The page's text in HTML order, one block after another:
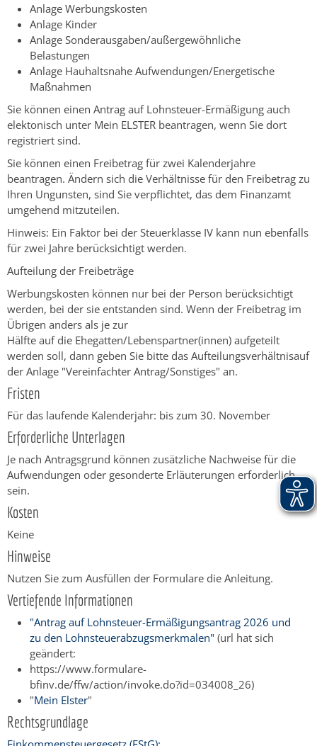
Anlage Werbungskosten
Anlage Kinder
Anlage Sonderausgaben/außergewöhnliche
Belastungen
Anlage Hauhaltsnahe Aufwendungen/Energetische
Maßnahmen
Sie können einen Antrag auf Lohnsteuer-Ermäßigung auch
elektonisch unter Mein ELSTER beantragen, wenn Sie dort
registriert sind.
Sie können einen Freibetrag für zwei Kalenderjahre
beantragen. Ändern sich die Verhältnisse für den Freibetrag zu
Ihren Ungunsten, sind Sie verpflichtet, das dem Finanzamt
umgehend mitzuteilen.
Hinweis: Ein Faktor bei der Steuerklasse IV kann nun ebenfalls
für zwei Jahre berücksichtigt werden.
Aufteilung der Freibeträge
Werbungskosten können nur bei der Person berücksichtigt
werden, bei der sie entstanden sind. Wenn der Freibetrag im
Übrigen anders als je zur
Hälfte auf die Ehegatten/Lebenspartner(innen) aufgeteilt
werden soll, dann geben Sie bitte das Aufteilungsverhältnisauf
der Anlage "Vereinfachter Antrag/Sonstiges" an.
Fristen
Für das laufende Kalenderjahr: bis zum 30. November
Erforderliche Unterlagen
Je nach Antragsgrund können zusätzliche Nachweise für die
Aufwendungen oder gesonderte Erläuterungen erforderlich
sein.
Kosten
Keine
Hinweise
Nutzen Sie zum Ausfüllen der Formulare die Anleitung.
Vertiefende Informationen
"Antrag auf Lohnsteuer-Ermäßigungsantrag 2026 und
zu den Lohnsteuerabzugsmerkmalen" (url hat sich
geändert:
https://www.formulare-
bfinv.de/ffw/action/invoke.do?id=034008_26)
"Mein Elster"
Rechtsgrundlage